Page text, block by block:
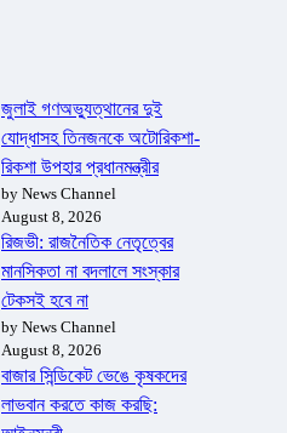
জুলাই গণঅভ্যুত্থানের দুই
যোদ্ধাসহ তিনজনকে অটোরিকশা-
রিকশা উপহার প্রধানমন্ত্রীর
by News Channel
August 8, 2026
রিজভী: রাজনৈতিক নেতৃত্বের
মানসিকতা না বদলালে সংস্কার
টেকসই হবে না
by News Channel
August 8, 2026
বাজার সিন্ডিকেট ভেঙে কৃষকদের
লাভবান করতে কাজ করছি: